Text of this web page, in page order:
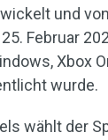
und
Februar
Xbox
wurde.
wählt der